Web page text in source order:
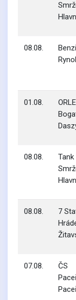
08.08.
01.08.
08.08.
Tank
08.08.
7
07.08.
ČS